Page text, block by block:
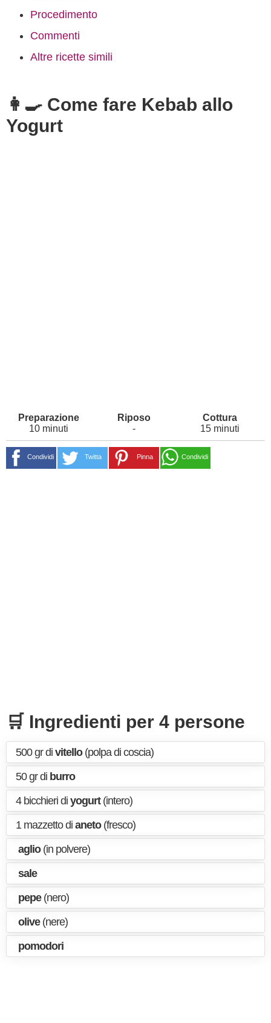
Procedimento
Commenti
Altre ricette simili
👩‍🍳 Come fare Kebab allo
Yogurt
10 minuti - 15 minuti
Condividi Twitta Pinna Condividi
🛒 Ingredienti per 4 persone
500 gr di vitello(polpa di coscia)
50 gr di burro
4 bicchieri di yogurt(intero)
1 mazzetto di aneto(fresco)
aglio(in polvere)
sale
pepe(nero)
olive(nere)
pomodori